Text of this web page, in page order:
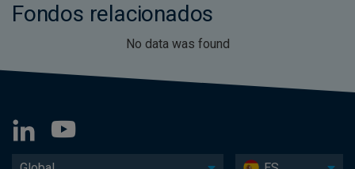
Fondos relacionados
No data was found